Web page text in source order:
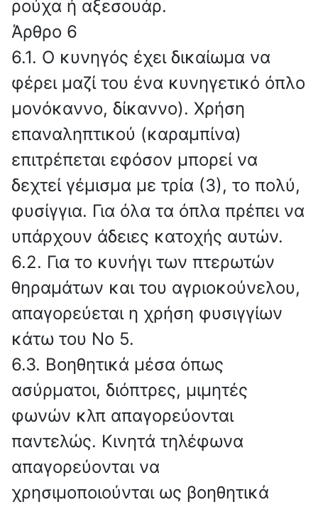
ρούχα ή αξεσουάρ.
Άρθρο 6
6.1. Ο κυνηγός έχει δικαίωμα να
φέρει μαζί του ένα κυνηγετικό όπλο
μονόκαννο, δίκαννο). Χρήση
επαναληπτικού (καραμπίνα)
επιτρέπεται εφόσον μπορεί να
δεχτεί γέμισμα με τρία (3), το πολύ,
φυσίγγια. Για όλα τα όπλα πρέπει να
υπάρχουν άδειες κατοχής αυτών.
6.2. Για το κυνήγι των πτερωτών
θηραμάτων και του αγριοκούνελου,
απαγορεύεται η χρήση φυσιγγίων
κάτω του No 5.
6.3. Βοηθητικά μέσα όπως
ασύρματοι, διόπτρες, μιμητές
φωνών κλπ απαγορεύονται
παντελώς. Κινητά τηλέφωνα
απαγορεύονται να
χρησιμοποιούνται ως βοηθητικά